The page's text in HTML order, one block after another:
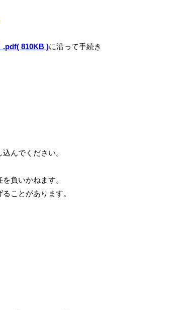
.pdf( 810KB )に沿って手続き
んでください。
負いかねます。
ことがあります。